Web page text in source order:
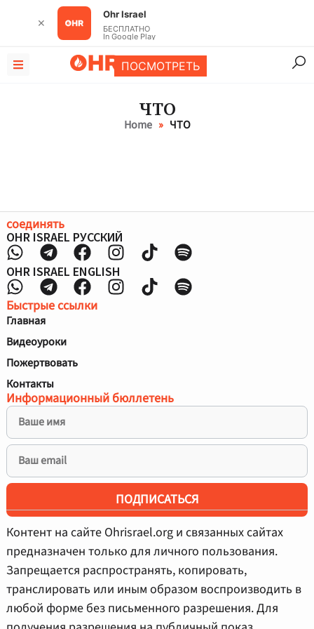
ЧТО
Home » ЧТО
соединять
OHR ISRAEL РУССКИЙ
OHR ISRAEL ENGLISH
Быстрые ссылки
Главная
Видеоуроки
Пожертвовать
Контакты
Информационный бюллетень
ПОДПИСАТЬСЯ
Контент на сайте Ohrisrael.org и связанных сайтах
предназначен только для личного пользования.
Запрещается распространять, копировать,
транслировать или иным образом воспроизводить в
любой форме без письменного разрешения. Для
✕
Ohr Israel
БЕСПЛАТНО
In Google Play
ПОСМОТРЕТЬ